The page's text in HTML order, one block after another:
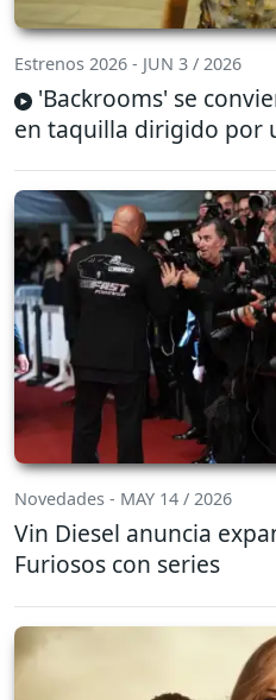
Estrenos 2026 - JUN 3 / 2026
'Backrooms' se
en taquilla dirigido por
Novedades - MAY 14 / 2026
Vin Diesel anuncia
Furiosos con series